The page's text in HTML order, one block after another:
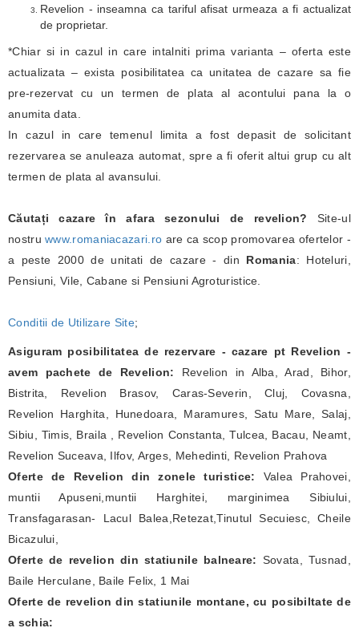
Revelion - inseamna ca tariful afisat urmeaza a fi actualizat
de proprietar.
*Chiar si in cazul in care intalniti prima varianta – oferta este
actualizata – exista posibilitatea ca unitatea de cazare sa fie
pre-rezervat cu un termen de plata al acontului pana la o
anumita data.
In cazul in care temenul limita a fost depasit de solicitant
rezervarea se anuleaza automat, spre a fi oferit altui grup cu alt
termen de plata al avansului.
Căutați cazare în afara sezonului de revelion? Site-ul
nostruwww.romaniacazari.ro are ca scop promovarea ofertelor -
a peste 2000 de unitati de cazare - din Romania: Hoteluri,
Pensiuni, Vile, Cabane si Pensiuni Agroturistice.
Conditii de Utilizare Site;
Asiguram posibilitatea de rezervare - cazare pt Revelion -
avem pachete de Revelion: Revelion in Alba, Arad, Bihor,
Bistrita, Revelion Brasov, Caras-Severin, Cluj, Covasna,
Revelion Harghita, Hunedoara, Maramures, Satu Mare, Salaj,
Sibiu, Timis, Braila , Revelion Constanta, Tulcea, Bacau, Neamt,
Revelion Suceava, Ilfov, Arges, Mehedinti, Revelion Prahova
Oferte de Revelion din zonele turistice: Valea Prahovei,
muntii Apuseni,muntii Harghitei, marginimea Sibiului,
Transfagarasan- Lacul Balea,Retezat,Tinutul Secuiesc, Cheile
Bicazului,
Oferte de revelion din statiunile balneare: Sovata, Tusnad,
Baile Herculane, Baile Felix, 1 Mai
Oferte de revelion din statiunile montane, cu posibiltate de
a schia: